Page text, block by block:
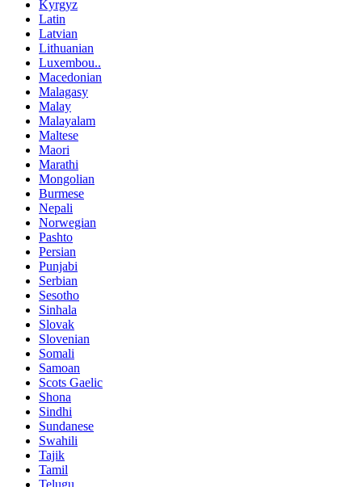
Kyrgyz
Latin
Latvian
Lithuanian
Luxembou..
Macedonian
Malagasy
Malay
Malayalam
Maltese
Maori
Marathi
Mongolian
Burmese
Nepali
Norwegian
Pashto
Persian
Punjabi
Serbian
Sesotho
Sinhala
Slovak
Slovenian
Somali
Samoan
Scots Gaelic
Shona
Sindhi
Sundanese
Swahili
Tajik
Tamil
Telugu